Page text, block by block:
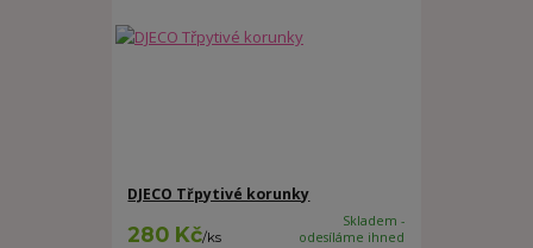
DJECO Třpytivé korunky
280 Kč/ks
Skladem -
odesíláme ihned